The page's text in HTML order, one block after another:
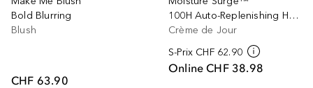
Bold Blurring
Blush
CHF 63.90
100H Auto-Replenishing Hydrator
Crème de Jour
S-Prix CHF 62.90
Online CHF 38.98